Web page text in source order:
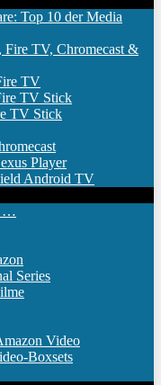
Top 10 der Media
Fire TV, Chromecast &
TV
TV Stick
TV Stick
Player
Android TV
…
Series
Video
Boxsets